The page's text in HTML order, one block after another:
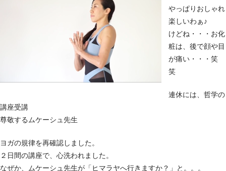
やっぱりおしゃれ
楽しいわぁ♪
けどね・・・お化
粧は、後で顔や目
が痛い・・・笑
笑
連休には、哲学の
講座受講
尊敬するムケーシュ先生
ヨガの規律を再確認しました。
２日間の講座で、心洗われました。
なぜか、ムケーシュ先生が「ヒマラヤへ行きますか？」と。。。